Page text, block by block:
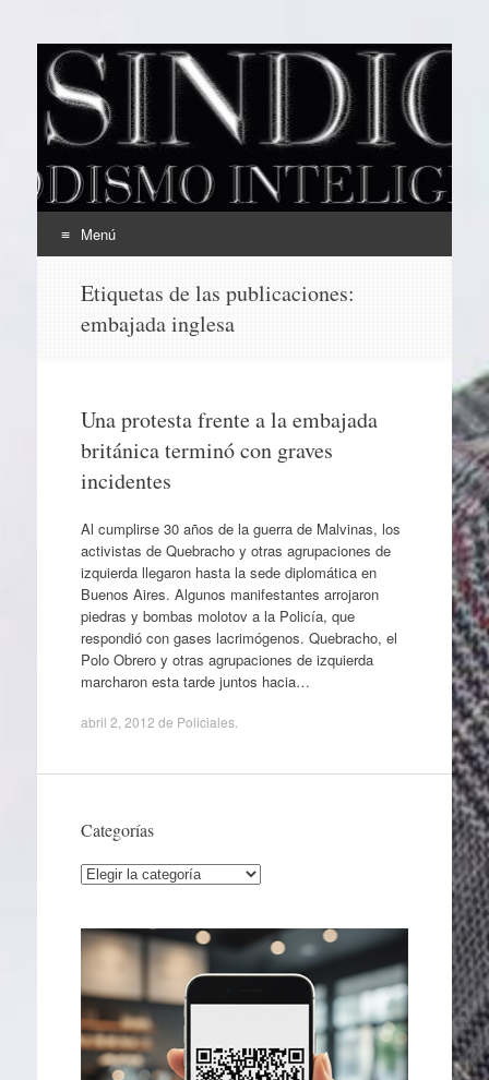
EL SINDICAL
Periodismo Inteligente
Menú
contenido
Etiquetas de las publicaciones:
embajada inglesa
Una protesta frente a la embajada
británica terminó con graves
incidentes
Al cumplirse 30 años de la guerra de Malvinas, los
activistas de Quebracho y otras agrupaciones de
izquierda llegaron hasta la sede diplomática en
Buenos Aires. Algunos manifestantes arrojaron
piedras y bombas molotov a la Policía, que
respondió con gases lacrimógenos. Quebracho, el
Polo Obrero y otras agrupaciones de izquierda
marcharon esta tarde juntos hacia…
abril 2, 2012 de Policiales.
Categorías
Categorías